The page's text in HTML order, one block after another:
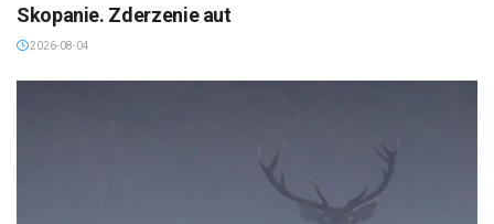
Skopanie. Zderzenie aut
2026-08-04